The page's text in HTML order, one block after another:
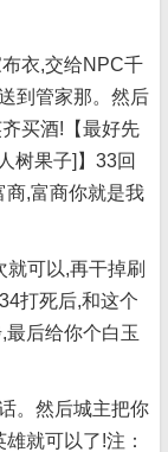
衣,交给NPC千
到管家那。然后
买酒!【最好先
树果子]】33回
商,富商你就是我
就可以,再干掉刷
打死后,和这个
后给你个白玉
。然后城主把你
就可以了!注：